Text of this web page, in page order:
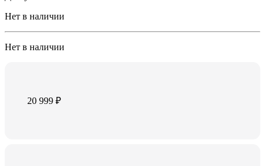
Нет в наличии
Нет в наличии
20 999₽